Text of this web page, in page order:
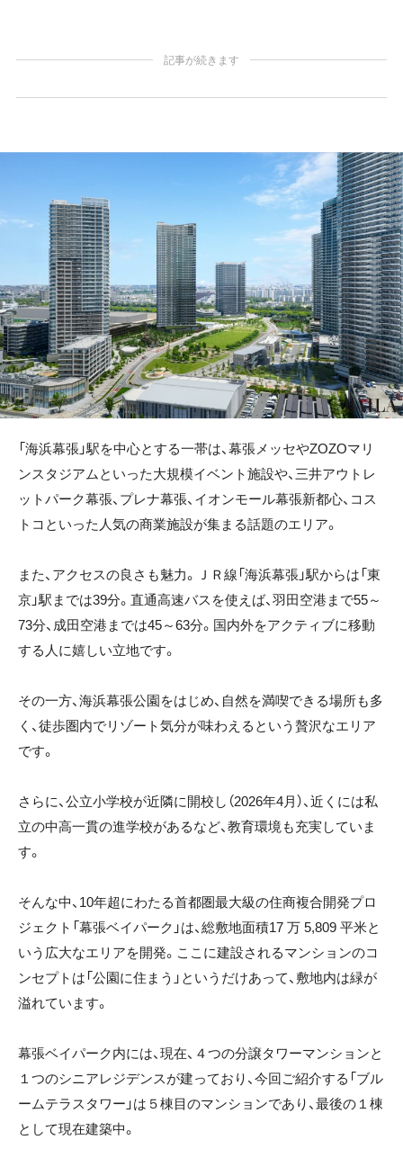
記事が続きます
「海浜幕張」駅を中心とする一帯は、幕張メッセやZOZOマリ
ンスタジアムといった大規模イベント施設や、三井アウトレ
ットパーク幕張、プレナ幕張、イオンモール幕張新都心、コス
トコといった人気の商業施設が集まる話題のエリア。
また、アクセスの良さも魅力。ＪＲ線「海浜幕張」駅からは「東
京」駅までは39分。直通高速バスを使えば、羽田空港まで55～
73分、成田空港までは45～63分。国内外をアクティブに移動
する人に嬉しい立地です。
その一方、海浜幕張公園をはじめ、自然を満喫できる場所も多
く、徒歩圏内でリゾート気分が味わえるという贅沢なエリア
です。
さらに、公立小学校が近隣に開校し（2026年4月）、近くには私
立の中高一貫の進学校があるなど、教育環境も充実していま
す。
そんな中、10年超にわたる首都圏最大級の住商複合開発プロ
ジェクト「幕張ベイパーク」は、総敷地面積17 万 5,809 平米と
いう広大なエリアを開発。ここに建設されるマンションのコ
ンセプトは「公園に住まう」というだけあって、敷地内は緑が
溢れています。
幕張ベイパーク内には、現在、４つの分譲タワーマンションと
１つのシニアレジデンスが建っており、今回ご紹介する「ブル
ームテラスタワー」は５棟目のマンションであり、最後の１棟
として現在建築中。